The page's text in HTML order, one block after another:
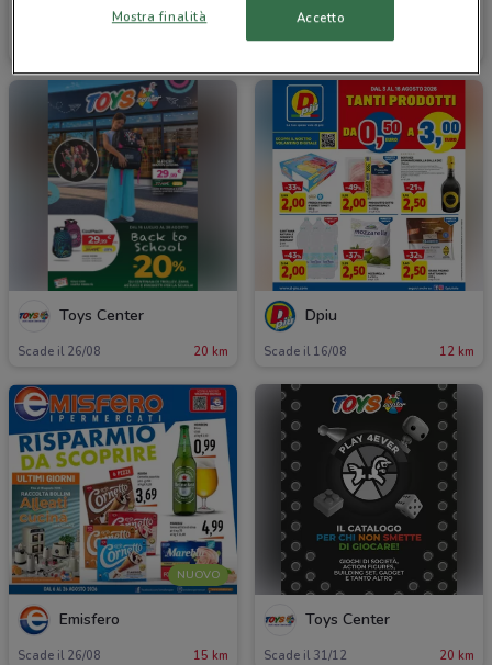
Bimbo Store Medi-Market
Toys Center
Scade il 26/08 20 km
Dpiu
Scade il 16/08 12 km
NUOVO
Emisfero
Scade il 26/08 15 km
Toys Center
Scade il 31/12 20 km
Mostra finalità Accetto